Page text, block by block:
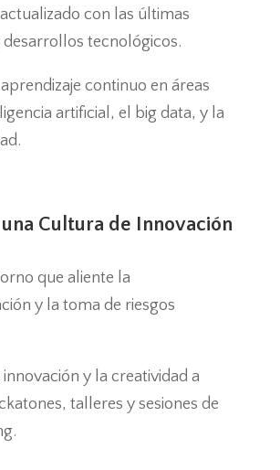
con las últimas
desarrollos tecnológicos.
continuo en áreas
artificial, el big data, y la
Cultura de Innovación
que aliente la
y la toma de riesgos
y la creatividad a
talleres y sesiones de